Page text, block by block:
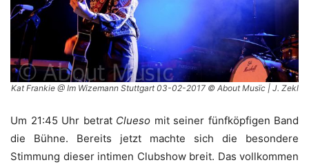
Kat Frankie @ Im Wizemann Stuttgart 03-02-2017 © About Musïc | J. Zekl
Um 21:45 Uhr betrat Clueso mit seiner fünfköpfigen Band
die Bühne. Bereits jetzt machte sich die besondere
Stimmung dieser intimen Clubshow breit. Das vollkommen